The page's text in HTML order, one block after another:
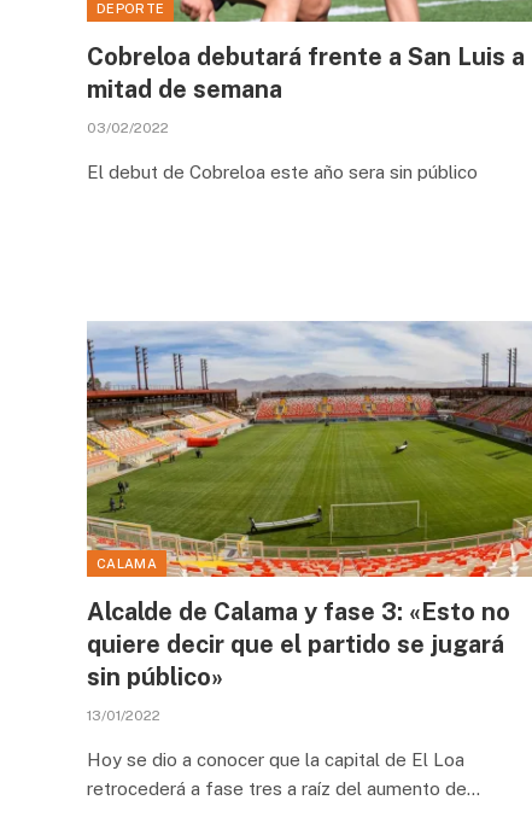
DEPORTE
Cobreloa debutará frente a San Luis a
mitad de semana
03/02/2022
El debut de Cobreloa este año sera sin público
CALAMA
Alcalde de Calama y fase 3: «Esto no
quiere decir que el partido se jugará
sin público»
13/01/2022
Hoy se dio a conocer que la capital de El Loa
retrocederá a fase tres a raíz del aumento de…